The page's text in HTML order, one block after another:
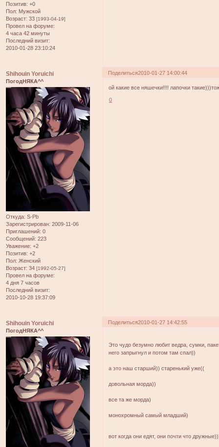
Позитив: +0
Пол: Мужской
Возраст: 33 [1993-04-19]
Провел на форуме:
4 часа 42 минуты
Последний визит:
2010-01-28 23:10:24
Поделиться2010-01-27 14:00:44
Shihouin Yoruichi
ПогодНЯКА^^
Откуда: S-Pb
Зарегистрирован: 2009-11-06
Приглашений: 0
Сообщений: 223
Уважение: +2
Позитив: +2
Пол: Женский
Возраст: 34 [1992-05-27]
Провел на форуме:
4 дня 7 часов
Последний визит:
2010-10-28 19:37:09
ой какие все няшечки!!!! лапочки
0
Поделиться2010-01-27 14:42:55
Shihouin Yoruichi
ПогодНЯКА^^
Это чудо безумно любит ведра, сумки,
него запрыгнул и потом там спал))
а это наш старший)) старенький уже((
довольная морда))
все та же морда)
монохромный самый младший)
вот когда они едят, они почти что